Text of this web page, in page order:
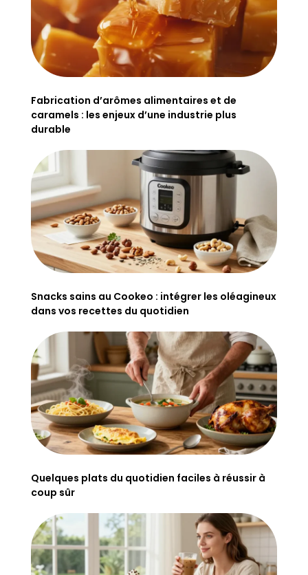
Fabrication d’arômes alimentaires et de
caramels : les enjeux d’une industrie plus
durable
Snacks sains au Cookeo : intégrer les oléagineux
dans vos recettes du quotidien
Quelques plats du quotidien faciles à réussir à
coup sûr